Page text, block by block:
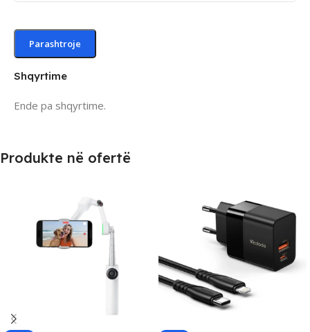
Shqyrtime
Ende pa shqyrtime.
Produkte në ofertë